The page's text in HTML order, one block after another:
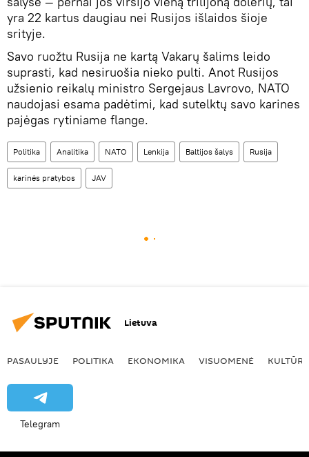
yra 22 kartus daugiau nei Rusijos išlaidos šioje
srityje.
Savo ruožtu Rusija ne kartą Vakarų šalims leido
suprasti, kad nesiruošia nieko pulti. Anot Rusijos
užsienio reikalų ministro Sergejaus Lavrovo, NATO
naudojasi esama padėtimi, kad sutelktų savo karines
pajėgas rytiniame flange.
Politika Analitika NATO Lenkija Baltijos šalys Rusija
karinės pratybos JAV
Lietuva
PASAULYJE POLITIKA EKONOMIKA VISUOMENĖ KULTŪRA
Telegram